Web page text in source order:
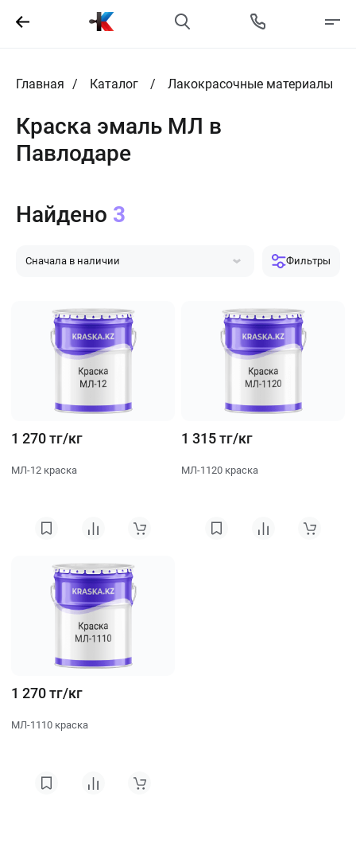
Главная Каталог Лакокрасочные материалы
Краска эмаль МЛ в
Павлодаре
Сначала в наличии
Фильтры
Найдено 3
1 270 тг/кг
МЛ-12 краска
1 315 тг/кг
МЛ-1120 краска
1 270 тг/кг
МЛ-1110 краска